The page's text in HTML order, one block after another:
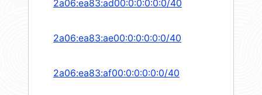
2a06:ea83:ad00:0:0:0:0:0/40
2a06:ea83:ae00:0:0:0:0:0/40
2a06:ea83:af00:0:0:0:0:0/40